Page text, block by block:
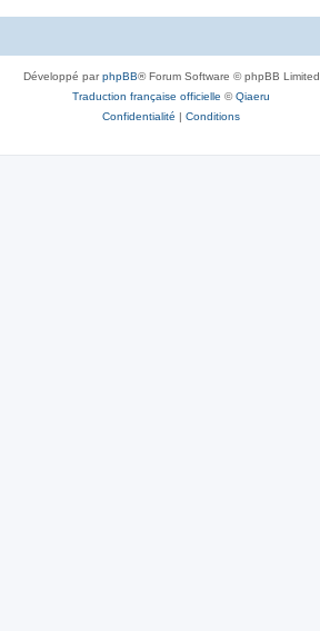
Développé parphpBB® Forum Software © phpBB Limited
Traduction française officielle ©Qiaeru
Confidentialité | Conditions